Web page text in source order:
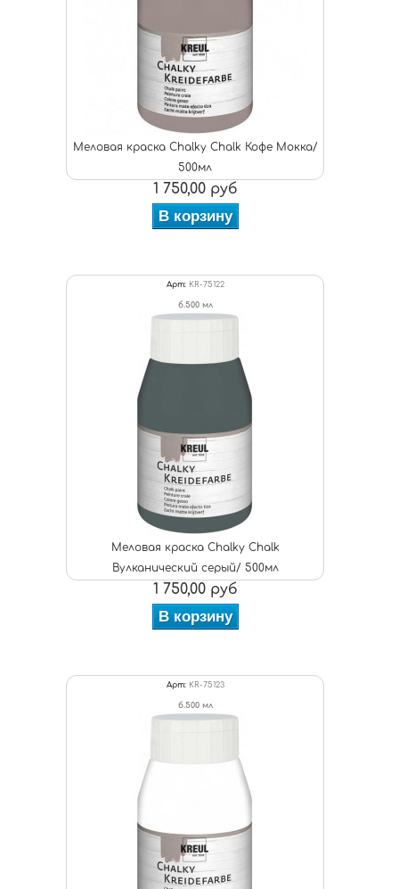
Меловая краска Chalky Chalk Кофе Мокка/
500мл
1 750,00 руб
В корзину
Арт: KR-75122
б.500 мл
Меловая краска Chalky Chalk
Вулканический серый/ 500мл
1 750,00 руб
В корзину
Арт: KR-75123
б.500 мл